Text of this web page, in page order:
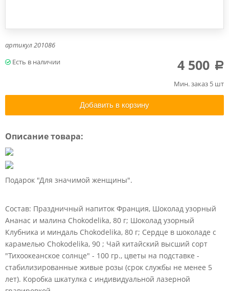
артикул201086
Мин. заказ 5 шт
4 500 a
Добавить в корзину
Описание товара:
Подарок "Для значимой женщины".
Состав: Праздничный напиток Франция, Шоколад узорный
Ананас и малина Chokodelika, 80 г; Шоколад узорный
Клубника и миндаль Chokodelika, 80 г; Сердце в шоколаде с
карамелью Chokodelika, 90 ; Чай китайский высший сорт
"Тихоокеанское солнце" - 100 гр., цветы на подставке -
стабилизированные живые розы (срок службы не менее 5
лет). Коробка шкатулка с индивидуальной лазерной